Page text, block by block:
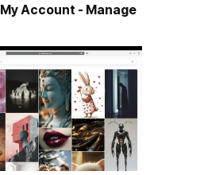
My Account - Manage